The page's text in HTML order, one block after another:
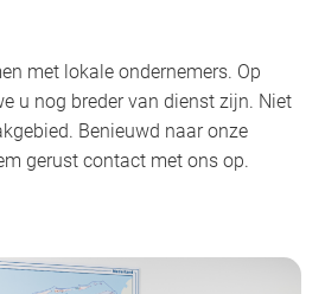
met lokale ondernemers. Op
u nog breder van dienst zijn. Niet
Benieuwd naar onze
gerust contact met ons op.